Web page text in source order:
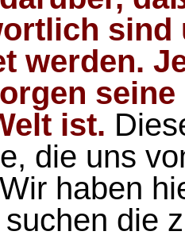
sind
werden.
ist.
die uns
haben
die